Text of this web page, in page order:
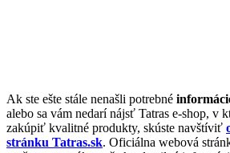
Ak ste ešte stále nenašli potrebné
alebo sa vám nedarí nájsť Tatras e-shop, v
zakúpiť kvalitné produkty, skúste navštíviť
stránku Tatras.sk. Oficiálna webová